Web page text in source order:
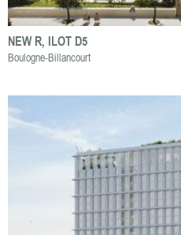
NEW R, ILOT D5
Boulogne-Billancourt